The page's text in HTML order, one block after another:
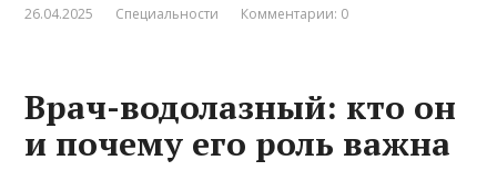
26.04.2025 Специальности Комментарии: 0
Врач-водолазный: кто он
и почему его роль важна